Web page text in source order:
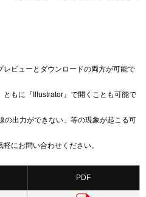
レビューとダウンロードの両方が可能で
ともに『Illustrator』で開くことも可能で
の出力ができない」等の現象が起こる可
にお問い合わせください。
PDF